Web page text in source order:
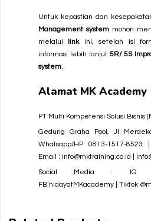
Untuk kepastian dan
Management system mohon
melalui
link
ini, setelah isi
informasi lebih lanjut 5R/ 5S
system.
Alamat MK Academy
PT Multi Kompetensi Solusi Bisnis
Gedung Graha Pool, Jl
Whatsapp/HP 0813-1517-
Email : info@mktraining.co.id |
Social Media : IG
FB hidayatMKacademy | Tiktok